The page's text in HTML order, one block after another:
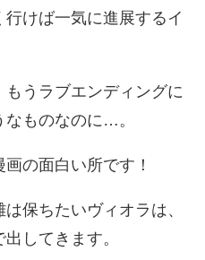
けば一気に進展するイ
うラブエンディングに
なものなのに…。
の面白い所です！
保ちたいヴィオラは、
してきます。